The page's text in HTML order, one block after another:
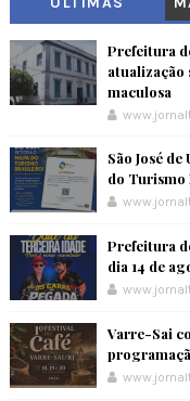
Prefeitura
atualização
maculosa
São José
do Turismo
Prefeitura
dia 14 de
Varre-Sai